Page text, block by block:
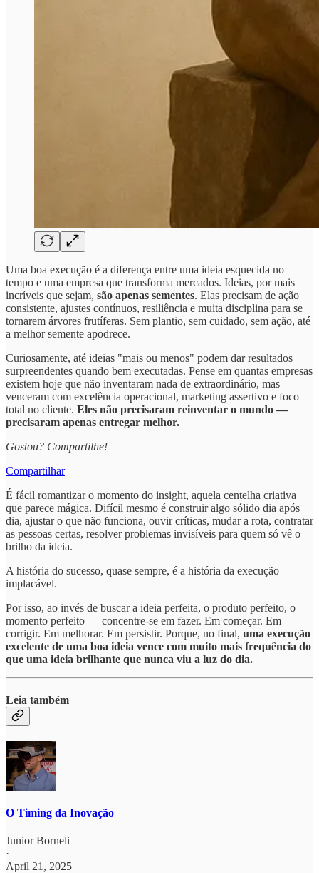
Uma boa execução é a diferença entre uma ideia esquecida no
tempo e uma empresa que transforma mercados. Ideias, por mais
incríveis que sejam, são apenas sementes. Elas precisam de ação
consistente, ajustes contínuos, resiliência e muita disciplina para se
tornarem árvores frutíferas. Sem plantio, sem cuidado, sem ação, até
a melhor semente apodrece.
Curiosamente, até ideias "mais ou menos" podem dar resultados
surpreendentes quando bem executadas. Pense em quantas empresas
existem hoje que não inventaram nada de extraordinário, mas
venceram com excelência operacional, marketing assertivo e foco
total no cliente. Eles não precisaram reinventar o mundo —
precisaram apenas entregar melhor.
Gostou? Compartilhe!
Compartilhar
É fácil romantizar o momento do insight, aquela centelha criativa
que parece mágica. Difícil mesmo é construir algo sólido dia após
dia, ajustar o que não funciona, ouvir críticas, mudar a rota, contratar
as pessoas certas, resolver problemas invisíveis para quem só vê o
brilho da ideia.
A história do sucesso, quase sempre, é a história da execução
implacável.
Por isso, ao invés de buscar a ideia perfeita, o produto perfeito, o
momento perfeito — concentre-se em fazer. Em começar. Em
corrigir. Em melhorar. Em persistir. Porque, no final, uma execução
excelente de uma boa ideia vence com muito mais frequência do
que uma ideia brilhante que nunca viu a luz do dia.
Leia também
O Timing da Inovação
Junior Borneli
·
April 21, 2025